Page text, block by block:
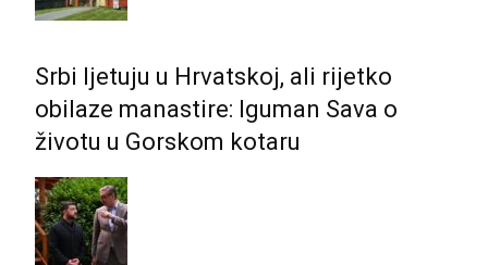
Srbi ljetuju u Hrvatskoj, ali rijetko
obilaze manastire: Iguman Sava o
životu u Gorskom kotaru